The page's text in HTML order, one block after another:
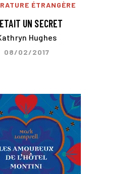
ÉTRANGÈRE
UN SECRET
Hughes
08/02/2017